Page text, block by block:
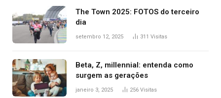
The Town 2025: FOTOS do terceiro
dia
setembro 12, 2025 311 Visitas
Beta, Z, millennial: entenda como
surgem as gerações
janeiro 3, 2025 256 Visitas